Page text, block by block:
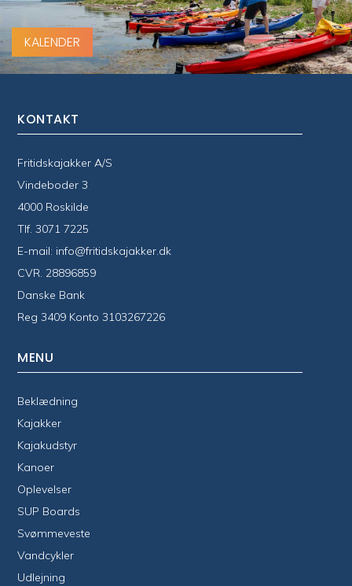
KALENDER
KONTAKT
Fritidskajakker A/S
Vindeboder 3
4000 Roskilde
Tlf.3071 7225
E-mail: info@fritidskajakker.dk
CVR. 28896859
Danske Bank
Reg 3409 Konto 3103267226
MENU
Beklædning
Kajakker
Kajakudstyr
Kanoer
Oplevelser
SUP Boards
Svømmeveste
Vandcykler
Udlejning